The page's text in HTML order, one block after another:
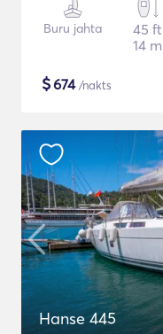
Buru jahta
45 ft
14 m
$674/nakts
Hanse 445